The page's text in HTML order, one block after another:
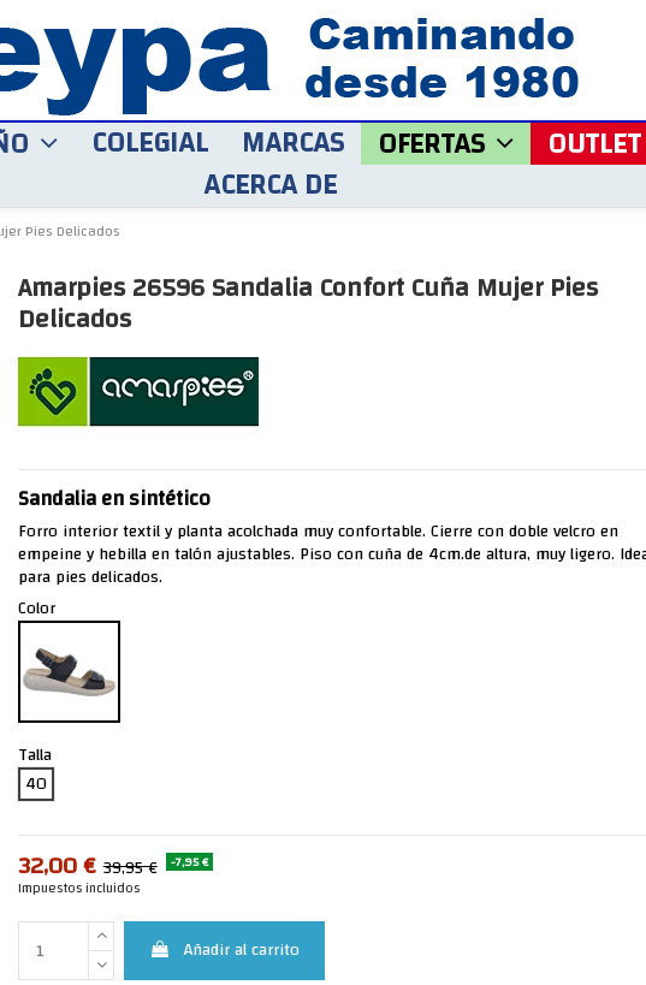
COLEGIAL MARCAS OFERTAS OUTLET
ACERCA DE
Pies Delicados
Amarpies 26596 Sandalia Confort Cuña Mujer Pies
Delicados
Sandalia en sintético
Forro interior textil y planta acolchada muy confortable. Cierre con doble velcro en
empeine y hebilla en talón ajustables. Piso con cuña de 4cm.de altura, muy ligero.
para pies delicados.
Color
Talla
40
32,00 € 39,95 € -7,95 €
Impuestos incluidos
Añadir al carrito